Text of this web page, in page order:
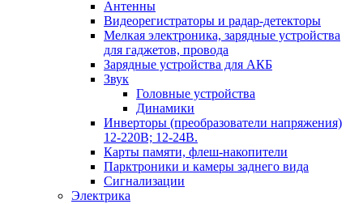
Антенны
Видеорегистраторы и радар-детекторы
Мелкая электроника, зарядные устройства
для гаджетов, провода
Зарядные устройства для АКБ
Звук
Головные устройства
Динамики
Инверторы (преобразователи напряжения)
12-220В; 12-24В.
Карты памяти, флеш-накопители
Парктроники и камеры заднего вида
Сигнализации
Электрика